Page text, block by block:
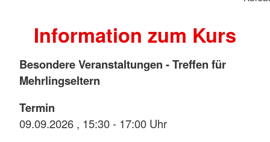
Information zum Kurs
Besondere Veranstaltungen - Treffen für
Mehrlingseltern
Termin
09.09.2026 , 15:30 - 17:00 Uhr